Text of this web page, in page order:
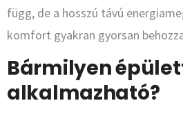
függ, de a hosszú távú
komfort gyakran gyorsan
Bármilyen
alkalmazható?